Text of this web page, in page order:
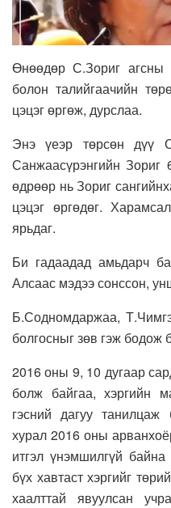
Өнөөдөр С.Зориг
болон талийгаачийн
цэцэг өргөж, дурслаа.
Энэ үеэр төрсөн дүү
Санжаасүрэнгийн Зориг
өдрөөр нь Зориг
цэцэг өргөдөг.
ярьдаг.
Би гадаадад амьдарч
Алсаас мэдээ сонссон,
Б.Содномдаржаа,
болгосныг зөв гэж бодож
2016 оны 9, 10 дугаар
болж байгаа, хэргийн
гэсний дагуу
хурал 2016 оны
итгэл үнэмшилгүй
бүх хавтаст хэргийг
хаалттай явуулсан